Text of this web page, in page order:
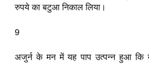
रुपये का बटुआ निकाल लिया।
9
अजुर्न के मन में यह पाप उत्पन्न हुआ कि